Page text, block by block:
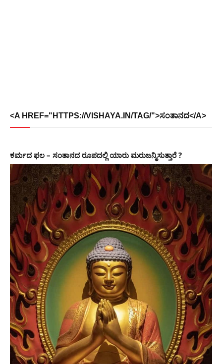
<A HREF="HTTPS://VISHAYA.IN/TAG/">ಸಂತಾನದ</A>
ಕರ್ಮದ ಫಲ – ಸಂತಾನದ ರೂಪದಲ್ಲಿ ಯಾರು ಮರುಜನ್ಮಿಸುತ್ತಾರೆ ?